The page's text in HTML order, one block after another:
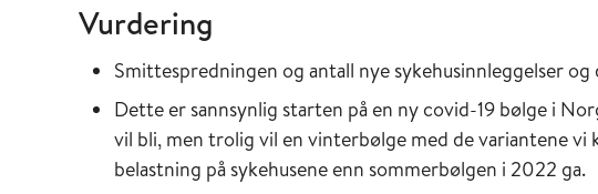
Vurdering
Smittespredningen og antall nye sykehusinnleggelser
Dette er sannsynlig starten på en ny covid-19 bølge i
vil bli, men trolig vil en vinterbølge med de variantene vi
belastning på sykehusene enn sommerbølgen i 2022 ga.